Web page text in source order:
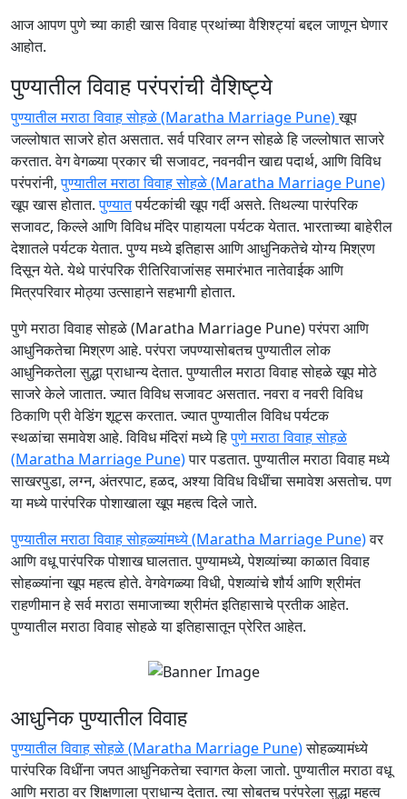
आज आपण पुणे च्या काही खास विवाह प्रथांच्या वैशिश्ट्यां बद्दल जाणून घेणार
आहोत.
पुण्यातील विवाह परंपरांची वैशिष्ट्ये
पुण्यातील मराठा विवाह सोहळे (Maratha Marriage Pune)खूप
जल्लोषात साजरे होत असतात. सर्व परिवार लग्न सोहळे हि जल्लोषात साजरे
करतात. वेग वेगळ्या प्रकार ची सजावट, नवनवीन खाद्य पदार्थ, आणि विविध
परंपरांनी,पुण्यातील मराठा विवाह सोहळे (Maratha Marriage Pune)
खूप खास होतात.पुण्यातपर्यटकांची खूप गर्दी असते. तिथल्या पारंपरिक
सजावट, किल्ले आणि विविध मंदिर पाहायला पर्यटक येतात. भारताच्या बाहेरील
देशातले पर्यटक येतात. पुण्य मध्ये इतिहास आणि आधुनिकतेचे योग्य मिश्रण
दिसून येते. येथे पारंपरिक रीतिरिवाजांसह समारंभात नातेवाईक आणि
मित्रपरिवार मोठ्या उत्साहाने सहभागी होतात.
पुणे मराठा विवाह सोहळे (Maratha Marriage Pune) परंपरा आणि
आधुनिकतेचा मिश्रण आहे. परंपरा जपण्यासोबतच पुण्यातील लोक
आधुनिकतेला सुद्धा प्राधान्य देतात. पुण्यातील मराठा विवाह सोहळे खूप मोठे
साजरे केले जातात. ज्यात विविध सजावट असतात. नवरा व नवरी विविध
ठिकाणि प्री वेडिंग शूट्स करतात. ज्यात पुण्यातील विविध पर्यटक
स्थळांचा समावेश आहे. विविध मंदिरां मध्ये हिपुणे मराठा विवाह सोहळे
(Maratha Marriage Pune)पार पडतात. पुण्यातील मराठा विवाह मध्ये
साखरपुडा, लग्न, अंतरपाट, हळद, अश्या विविध विधींचा समावेश असतोच. पण
या मध्ये पारंपरिक पोशाखाला खूप महत्व दिले जाते.
पुण्यातील मराठा विवाह सोहळ्यांमध्ये (Maratha Marriage Pune)वर
आणि वधू पारंपरिक पोशाख घालतात. पुण्यामध्ये, पेशव्यांच्या काळात विवाह
सोहळ्यांना खूप महत्व होते. वेगवेगळ्या विधी, पेशव्यांचे शौर्य आणि श्रीमंत
राहणीमान हे सर्व मराठा समाजाच्या श्रीमंत इतिहासाचे प्रतीक आहेत.
पुण्यातील मराठा विवाह सोहळे या इतिहासातून प्रेरित आहेत.
आधुनिक पुण्यातील विवाह
पुण्यातील विवाह सोहळे (Maratha Marriage Pune)सोहळ्यामंध्ये
पारंपरिक विधींना जपत आधुनिकतेचा स्वागत केला जातो. पुण्यातील मराठा वधू
आणि मराठा वर शिक्षणाला प्राधान्य देतात. त्या सोबतच परंपरेला सुद्धा महत्व